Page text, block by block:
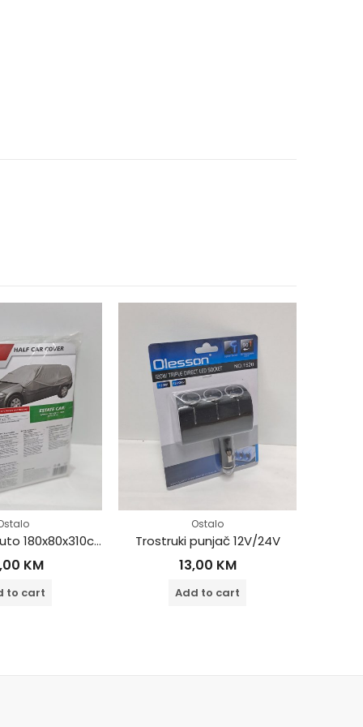
Cerada za auto 180x80x310cm
KM
to cart
Ostalo
Trostruki punjač 12V/24V
13,00 KM
Add to cart